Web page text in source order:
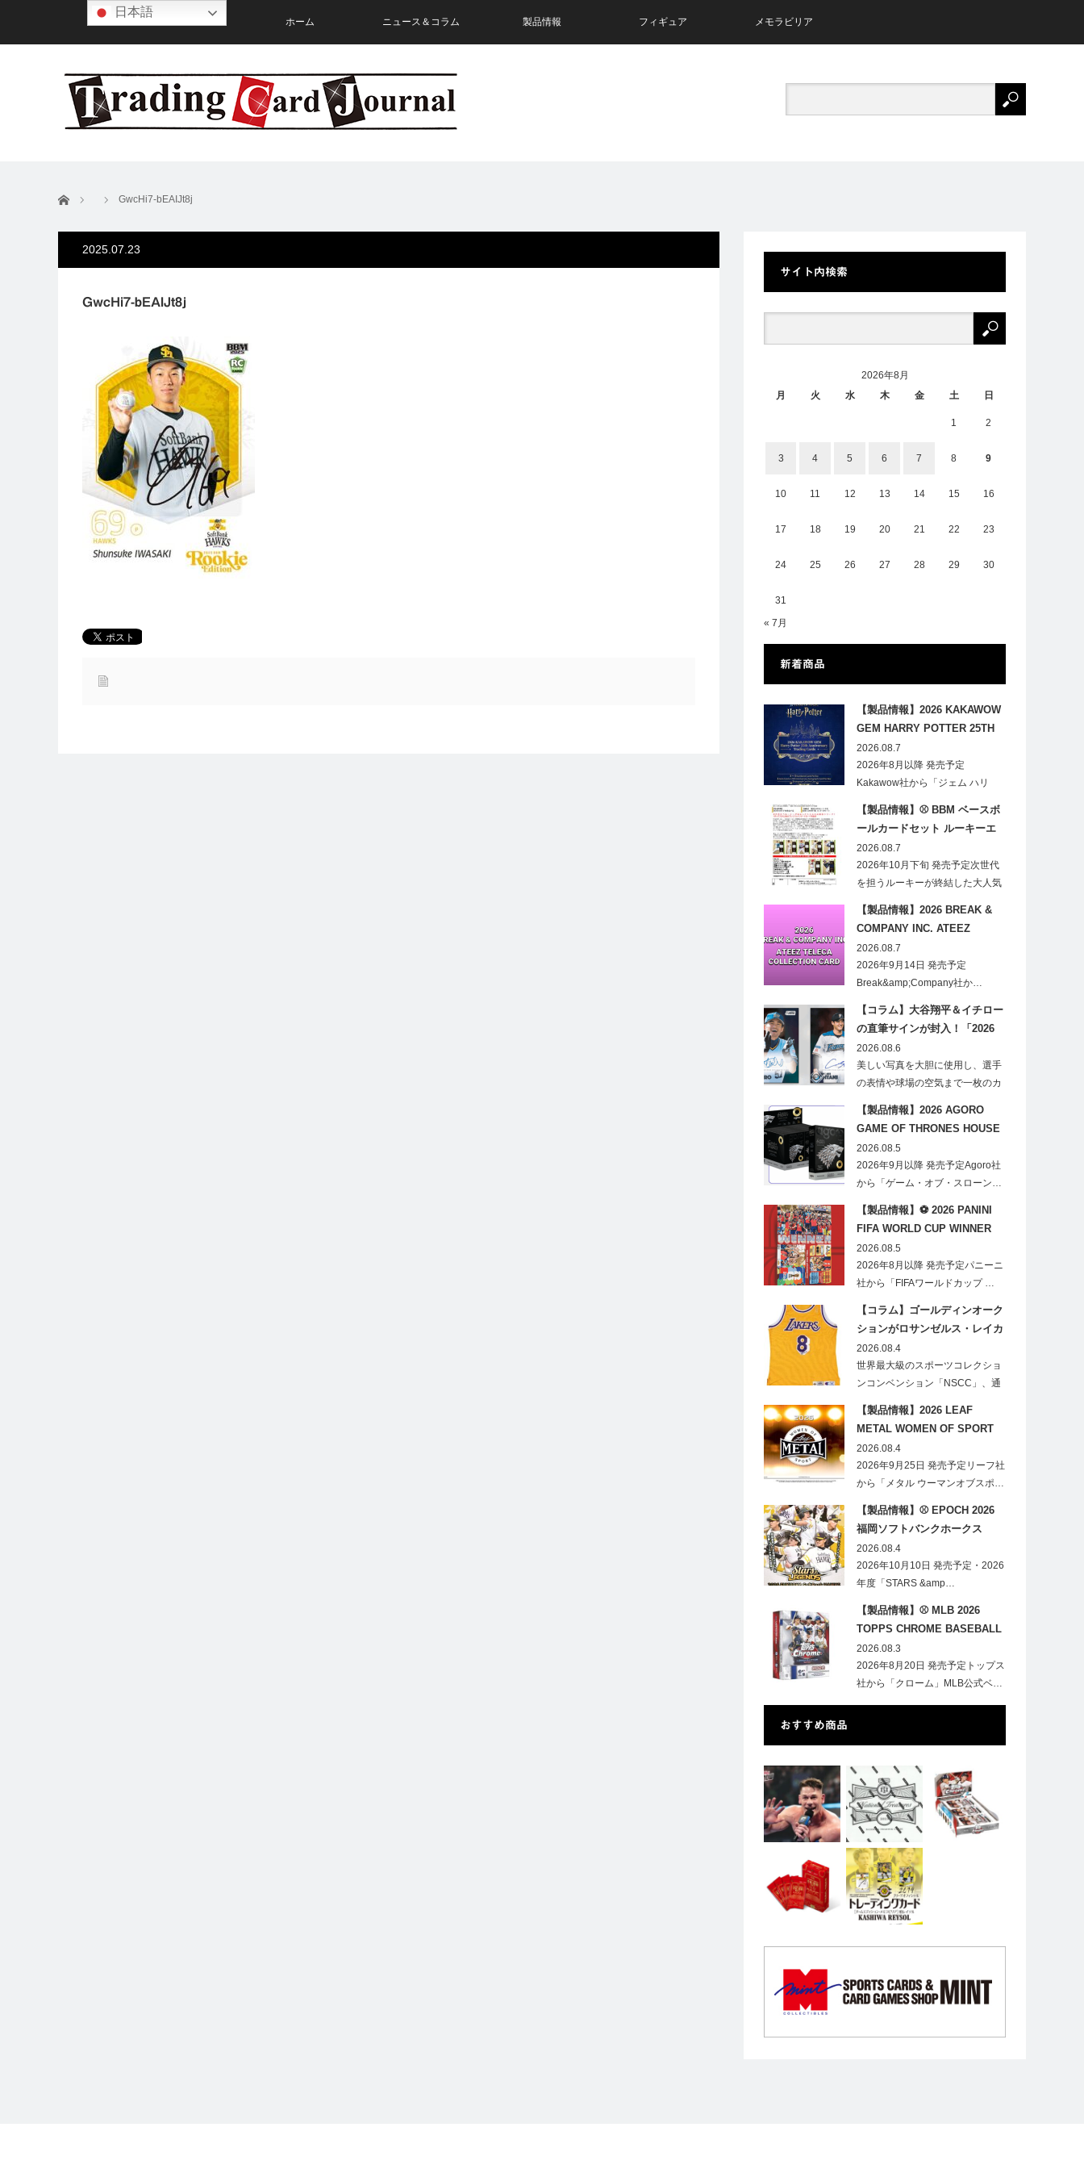
ホーム ニュース＆コラム 製品情報 フィギュア メモラビリア
ホーム GwcHi7-bEAIJt8j
2025.07.23
GwcHi7-bEAIJt8j
サイト内検索
2026年8月
月
火 水 木 金 土 日
1 2
3 4 5 6 7 8 9
10 11 12 13 14 15 16
17 18 19 20 21 22 23
24 25 26 27 28 29 30
31
« 7月
新着商品
【製品情報】2026 KAKAWOW
GEM HARRY POTTER 25TH
ANNIVERSARY TRADING
CARDS HOBBY
2026.08.7
2026年8月以降 発売予定
Kakawow社から「ジェム ハリ
【製品情報】⚾ BBM ベースボ
ールカードセット ルーキーエ
ディションプレミアム 2026
2026.08.7
2026年10月下旬 発売予定次世代
を担うルーキーが終結した大人気
【製品情報】2026 BREAK &
COMPANY INC. ATEEZ
TELECA COLLECTION CARD
2026.08.7
2026年9月14日 発売予定
Break&amp;Company社か…
【コラム】大谷翔平＆イチロー
の直筆サインが封入！「2026
Topps NPB Stadium Club」が
見逃せない
2026.08.6
美しい写真を大胆に使用し、選手
の表情や球場の空気まで一枚のカ
【製品情報】2026 AGORO
GAME OF THRONES HOUSE
STARK BLIND BOX
2026.08.5
2026年9月以降 発売予定Agoro社
から「ゲーム・オブ・スローン…
【製品情報】⚽ 2026 PANINI
FIFA WORLD CUP WINNER
STICKER POSTER
2026.08.5
2026年8月以降 発売予定パニーニ
社から「FIFAワールドカップ …
【コラム】ゴールディンオーク
ションがロサンゼルス・レイカ
ーズのオフィシャルオークショ
ンスポンサーに！
2026.08.4
世界最大級のスポーツコレクショ
ンコンベンション「NSCC」、通
【製品情報】2026 LEAF
METAL WOMEN OF SPORT
HOBBY
2026.08.4
2026年9月25日 発売予定リーフ社
から「メタル ウーマンオブスポ…
【製品情報】⚾ EPOCH 2026
福岡ソフトバンクホークス
STARS&LEGENDS ベースボー
ルカード
2026.08.4
2026年10月10日 発売予定・2026
年度「STARS &amp…
【製品情報】⚾ MLB 2026
TOPPS CHROME BASEBALL
LOGOFRACTOR
2026.08.3
2026年8月20日 発売予定トップス
社から「クローム」MLB公式ベ…
おすすめ商品
日本語